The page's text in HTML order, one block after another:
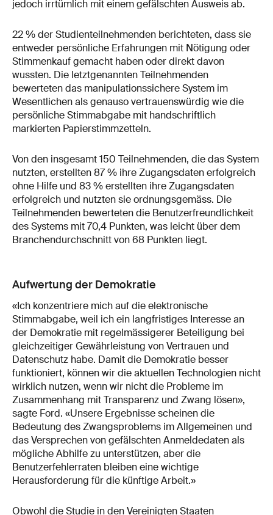
jedoch irrtümlich mit einem gefälschten Ausweis ab.
22 % der Studienteilnehmenden berichteten, dass sie
entweder persönliche Erfahrungen mit Nötigung oder
Stimmenkauf gemacht haben oder direkt davon
wussten. Die letztgenannten Teilnehmenden
bewerteten das manipulationssichere System im
Wesentlichen als genauso vertrauenswürdig wie die
persönliche Stimmabgabe mit handschriftlich
markierten Papierstimmzetteln.
Von den insgesamt 150 Teilnehmenden, die das System
nutzten, erstellten 87 % ihre Zugangsdaten erfolgreich
ohne Hilfe und 83 % erstellten ihre Zugangsdaten
erfolgreich und nutzten sie ordnungsgemäss. Die
Teilnehmenden bewerteten die Benutzerfreundlichkeit
des Systems mit 70,4 Punkten, was leicht über dem
Branchendurchschnitt von 68 Punkten liegt.
Aufwertung der Demokratie
«Ich konzentriere mich auf die elektronische
Stimmabgabe, weil ich ein langfristiges Interesse an
der Demokratie mit regelmässigerer Beteiligung bei
gleichzeitiger Gewährleistung von Vertrauen und
Datenschutz habe. Damit die Demokratie besser
funktioniert, können wir die aktuellen Technologien nicht
wirklich nutzen, wenn wir nicht die Probleme im
Zusammenhang mit Transparenz und Zwang lösen»,
sagte Ford. «Unsere Ergebnisse scheinen die
Bedeutung des Zwangsproblems im Allgemeinen und
das Versprechen von gefälschten Anmeldedaten als
mögliche Abhilfe zu unterstützen, aber die
Benutzerfehlerraten bleiben eine wichtige
Herausforderung für die künftige Arbeit.»
Obwohl die Studie in den Vereinigten Staaten